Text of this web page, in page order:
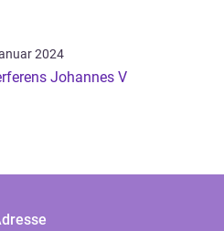
2024
Johannes V